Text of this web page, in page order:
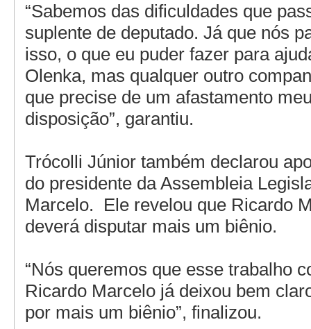
“Sabemos das dificuldades que
suplente de deputado. Já que nós
isso, o que eu puder fazer para
Olenka, mas qualquer outro
que precise de um afastamento
disposição”, garantiu.
Trócolli Júnior também declarou
do presidente da Assembleia
Marcelo. Ele revelou que Ricardo
deverá disputar mais um biênio.
“Nós queremos que esse trabalho
Ricardo Marcelo já deixou bem
por mais um biênio”, finalizou.